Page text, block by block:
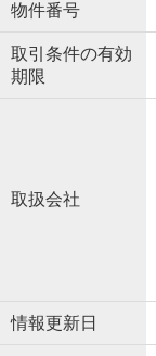
物件番号
取引条件の有効
期限
取扱会社
情報更新日